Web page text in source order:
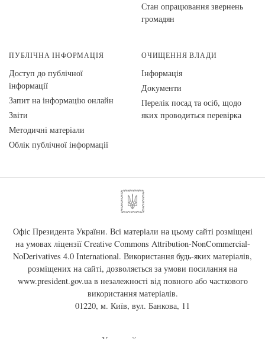
Стан опрацювання звернень
громадян
ПУБЛІЧНА ІНФОРМАЦІЯ
Доступ до публічної
інформації
Запит на інформацію онлайн
Звіти
Методичні матеріали
Облік публічної інформації
ОЧИЩЕННЯ ВЛАДИ
Інформація
Документи
Перелік посад та осіб, щодо
яких проводиться перевірка
Офіс Президента України. Всі матеріали на цьому сайті розміщені
на умовах ліцензії Creative Commons Attribution-NonCommercial-
NoDerivatives 4.0 International. Використання будь-яких матеріалів,
розміщених на сайті, дозволяється за умови посилання на
www.president.gov.uaв незалежності від повного або часткового
використання матеріалів.
01220, м. Київ, вул. Банкова, 11